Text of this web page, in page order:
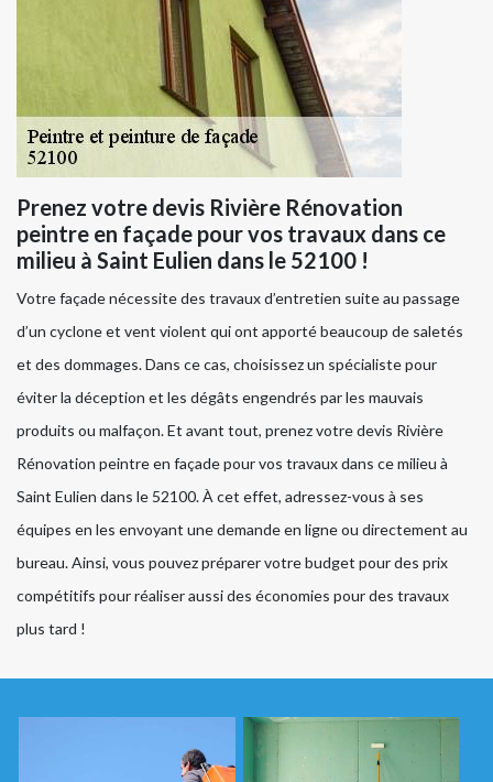
Prenez votre devis Rivière Rénovation
peintre en façade pour vos travaux dans ce
milieu à Saint Eulien dans le 52100 !
Votre façade nécessite des travaux d’entretien suite au passage
d’un cyclone et vent violent qui ont apporté beaucoup de saletés
et des dommages. Dans ce cas, choisissez un spécialiste pour
éviter la déception et les dégâts engendrés par les mauvais
produits ou malfaçon. Et avant tout, prenez votre devis Rivière
Rénovation peintre en façade pour vos travaux dans ce milieu à
Saint Eulien dans le 52100. À cet effet, adressez-vous à ses
équipes en les envoyant une demande en ligne ou directement au
bureau. Ainsi, vous pouvez préparer votre budget pour des prix
compétitifs pour réaliser aussi des économies pour des travaux
plus tard !